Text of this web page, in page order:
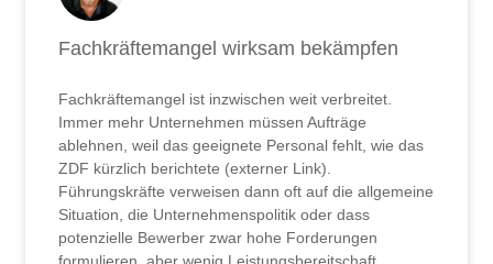
Fachkräftemangel wirksam bekämpfen
Fachkräftemangel ist inzwischen weit verbreitet.
Immer mehr Unternehmen müssen Aufträge
ablehnen, weil das geeignete Personal fehlt, wie das
ZDF kürzlich berichtete (externer Link).
Führungskräfte verweisen dann oft auf die allgemeine
Situation, die Unternehmenspolitik oder dass
potenzielle Bewerber zwar hohe Forderungen